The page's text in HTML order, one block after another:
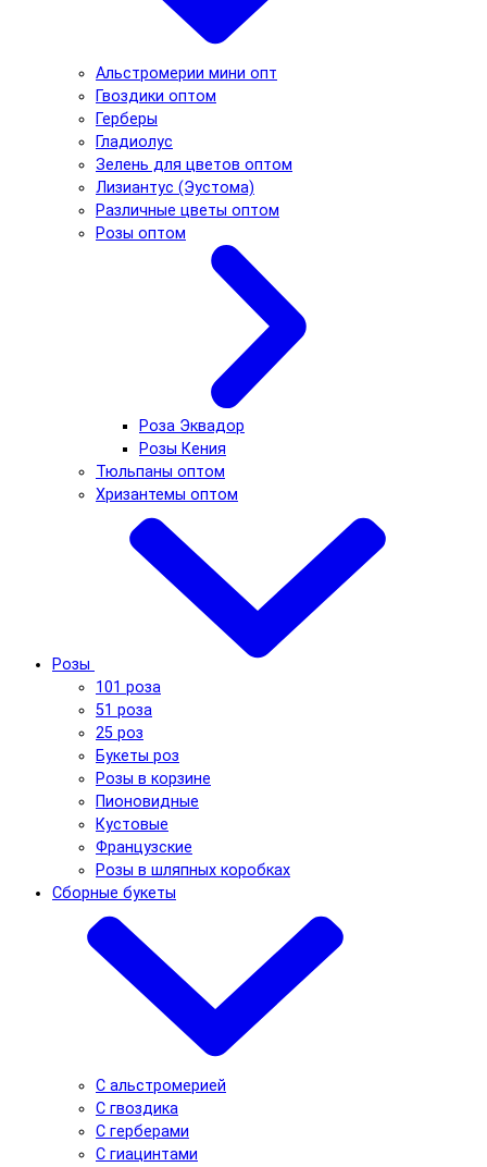
Альстромерии мини опт
Гвоздики оптом
Герберы
Гладиолус
Зелень для цветов оптом
Лизиантус (Эустома)
Различные цветы оптом
Розы оптом
Роза Эквадор
Розы Кения
Тюльпаны оптом
Хризантемы оптом
Розы
101 роза
51 роза
25 роз
Букеты роз
Розы в корзине
Пионовидные
Кустовые
Французские
Розы в шляпных коробках
Сборные букеты
С альстромерией
С гвоздика
С герберами
С гиацинтами